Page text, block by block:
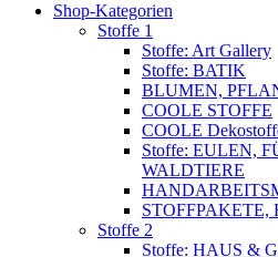
Shop-Kategorien
Stoffe 1
Stoffe: Art Gallery
Stoffe: BATIK
BLUMEN,
COOLE STOFFE
COOLE
Stoffe: EULEN,
WALDTIERE
STOFFPAKETE,
Stoffe 2
Stoffe: HAUS &